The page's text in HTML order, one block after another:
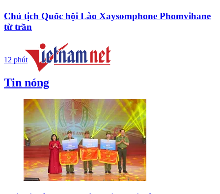
Chủ tịch Quốc hội Lào Xaysomphone Phomvihane
từ trần
12 phút
Tin nóng